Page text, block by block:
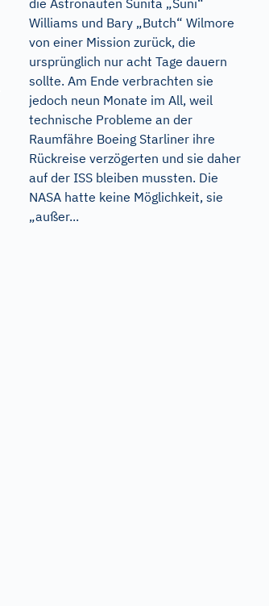
die Astronauten Sunita „Suni“
Williams und Bary „Butch“ Wilmore
von einer Mission zurück, die
ursprünglich nur acht Tage dauern
sollte. Am Ende verbrachten sie
jedoch neun Monate im All, weil
technische Probleme an der
Raumfähre Boeing Starliner ihre
Rückreise verzögerten und sie daher
auf der ISS bleiben mussten. Die
NASA hatte keine Möglichkeit, sie
„außer...